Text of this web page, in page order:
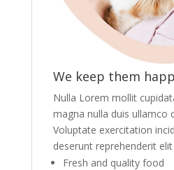
We keep them
Nulla Lorem mollit
magna nulla duis ullamco
Voluptate exercitation
deserunt reprehenderit
Fresh and quality food